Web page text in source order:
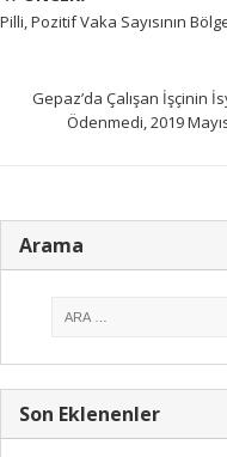
Pilli, Pozitif Vaka Sayısının
Gepaz’da Çalışan İşçinin
Ödenmedi, 2019
Arama
Son Eklenenler